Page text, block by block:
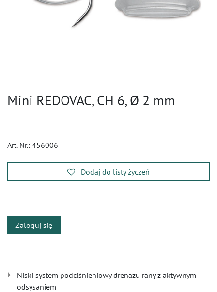
Mini REDOVAC, CH 6, Ø 2 mm
Art. Nr.: 456006
Dodaj do listy życzeń
Zaloguj się
Niski system podciśnieniowy drenażu rany z aktywnym
odsysaniem